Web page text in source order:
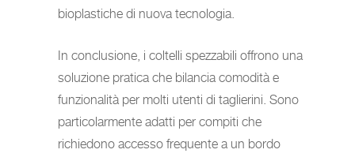
bioplastiche di nuova tecnologia.
In conclusione, i coltelli spezzabili offrono una
soluzione pratica che bilancia comodità e
funzionalità per molti utenti di taglierini. Sono
particolarmente adatti per compiti che
richiedono accesso frequente a un bordo